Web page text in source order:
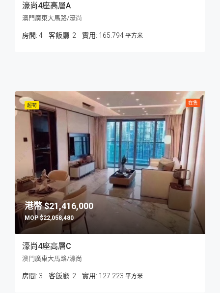
濠尚4座高層A
澳門廣東大馬路/濠尚
房間: 4 客飯廳: 2 165.794 平方米
超筍 在售
$21,416,000
$22,058,480
濠尚4座高層C
澳門廣東大馬路/濠尚
房間: 3 客飯廳: 2 127.223 平方米